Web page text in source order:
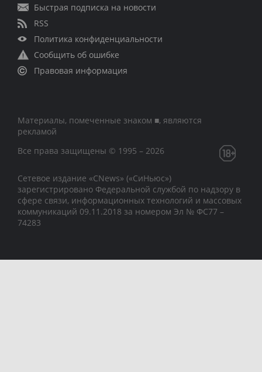
Быстрая подписка на новости
RSS
Политика конфиденциальности
Сообщить об ошибке
Правовая информация
Материалы, помеченные знаком ■, являются
рекламой
Все права защищены © 1995 – 2026
Сетевое издание «CNews» («СиНьюс»)
зарегистрировано Федеральной службой по надзору в
сфере связи, информационных технологий и массовых
коммуникаций 09.11.2018 за номером Эл № ФС77 –
74283